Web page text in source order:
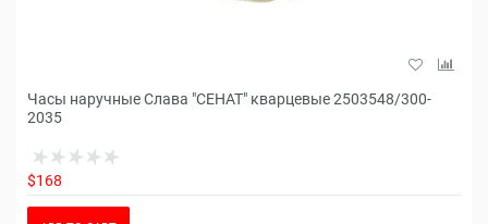
Часы наручные Слава "СЕНАТ" кварцевые 2503548/300-
2035
$168